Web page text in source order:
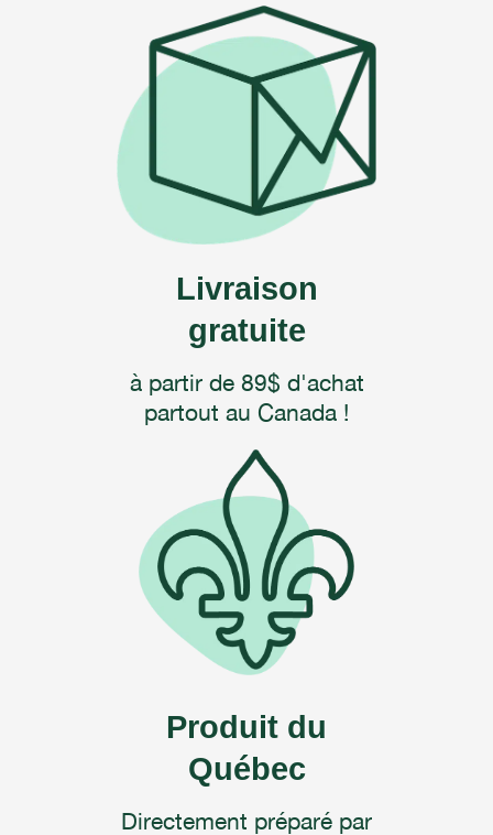
Livraison
gratuite
à partir de 89$ d'achat
partout au Canada !
Produit du
Québec
Directement préparé par